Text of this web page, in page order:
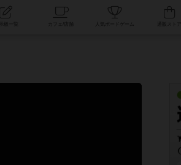
ィ 人気ボー